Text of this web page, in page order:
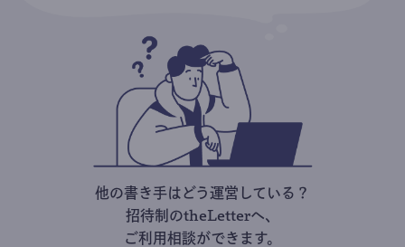
他の書き手はどう運営している？
招待制のtheLetterへ、
ご利用相談ができます。